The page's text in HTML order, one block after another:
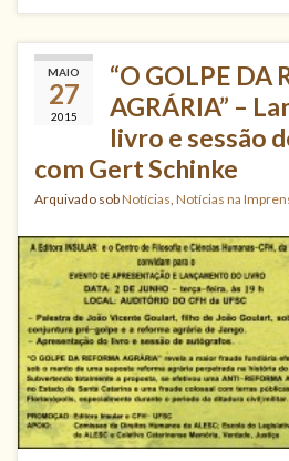
MAIO
27
2015
“O GOLPE DA
AGRÁRIA” –
livro e sessão
com Gert Schinke
Arquivado sobNotícias, Notícias na